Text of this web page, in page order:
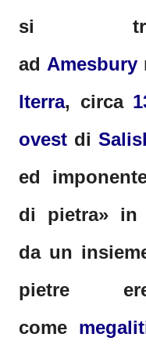
si
ad Amesbury
lterra, circa
ovest di
ed
di pietra» in
da un
pietre
come